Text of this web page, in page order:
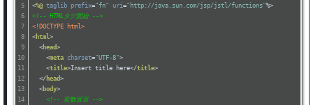
<%@ taglib prefix="fn" uri ="http://java.sun.com/jsp/jstl/functions"%>
<!-- HTMLタグ開始 -->
<!DOCTYPE html>
< html >
< head>
<meta charset="UTF-8">
<title>Insert title here</title>
</ head>
< body>
<!-- 変数宣言 -->